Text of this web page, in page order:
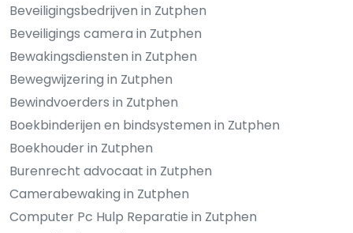
Beveiligingsbedrijven in Zutphen
Beveiligings camera in Zutphen
Bewakingsdiensten in Zutphen
Bewegwijzering in Zutphen
Bewindvoerders in Zutphen
Boekbinderijen en bindsystemen in Zutphen
Boekhouder in Zutphen
Burenrecht advocaat in Zutphen
Camerabewaking in Zutphen
Computer Pc Hulp Reparatie in Zutphen